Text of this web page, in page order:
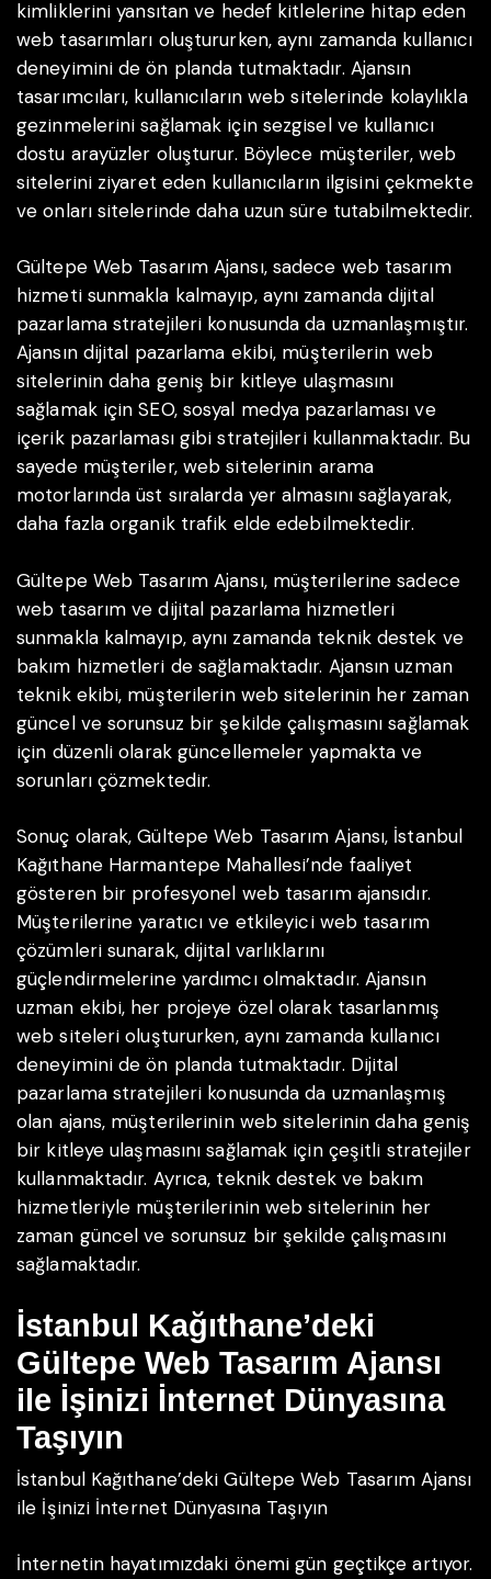
kimliklerini yansıtan ve hedef kitlelerine hitap eden
web tasarımları oluştururken, aynı zamanda kullanıcı
deneyimini de ön planda tutmaktadır. Ajansın
tasarımcıları, kullanıcıların web sitelerinde kolaylıkla
gezinmelerini sağlamak için sezgisel ve kullanıcı
dostu arayüzler oluşturur. Böylece müşteriler, web
sitelerini ziyaret eden kullanıcıların ilgisini çekmekte
ve onları sitelerinde daha uzun süre tutabilmektedir.
Gültepe Web Tasarım Ajansı, sadece web tasarım
hizmeti sunmakla kalmayıp, aynı zamanda dijital
pazarlama stratejileri konusunda da uzmanlaşmıştır.
Ajansın dijital pazarlama ekibi, müşterilerin web
sitelerinin daha geniş bir kitleye ulaşmasını
sağlamak için SEO, sosyal medya pazarlaması ve
içerik pazarlaması gibi stratejileri kullanmaktadır. Bu
sayede müşteriler, web sitelerinin arama
motorlarında üst sıralarda yer almasını sağlayarak,
daha fazla organik trafik elde edebilmektedir.
Gültepe Web Tasarım Ajansı, müşterilerine sadece
web tasarım ve dijital pazarlama hizmetleri
sunmakla kalmayıp, aynı zamanda teknik destek ve
bakım hizmetleri de sağlamaktadır. Ajansın uzman
teknik ekibi, müşterilerin web sitelerinin her zaman
güncel ve sorunsuz bir şekilde çalışmasını sağlamak
için düzenli olarak güncellemeler yapmakta ve
sorunları çözmektedir.
Sonuç olarak, Gültepe Web Tasarım Ajansı, İstanbul
Kağıthane Harmantepe Mahallesi’nde faaliyet
gösteren bir profesyonel web tasarım ajansıdır.
Müşterilerine yaratıcı ve etkileyici web tasarım
çözümleri sunarak, dijital varlıklarını
güçlendirmelerine yardımcı olmaktadır. Ajansın
uzman ekibi, her projeye özel olarak tasarlanmış
web siteleri oluştururken, aynı zamanda kullanıcı
deneyimini de ön planda tutmaktadır. Dijital
pazarlama stratejileri konusunda da uzmanlaşmış
olan ajans, müşterilerinin web sitelerinin daha geniş
bir kitleye ulaşmasını sağlamak için çeşitli stratejiler
kullanmaktadır. Ayrıca, teknik destek ve bakım
hizmetleriyle müşterilerinin web sitelerinin her
zaman güncel ve sorunsuz bir şekilde çalışmasını
sağlamaktadır.
İstanbul Kağıthane’deki
Gültepe Web Tasarım Ajansı
ile İşinizi İnternet Dünyasına
Taşıyın
İstanbul Kağıthane’deki Gültepe Web Tasarım Ajansı
ile İşinizi İnternet Dünyasına Taşıyın
İnternetin hayatımızdaki önemi gün geçtikçe artıyor.